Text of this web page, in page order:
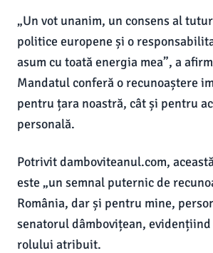
„Un vot unanim, un consens al
politice europene și o
asum cu toată energia mea”, a
Mandatul conferă o recunoaștere
pentru țara noastră, cât și pentru
personală.
Potrivit damboviteanul.com,
este „un semnal puternic de
România, dar și pentru mine,
senatorul dâmbovițean,
rolului atribuit.